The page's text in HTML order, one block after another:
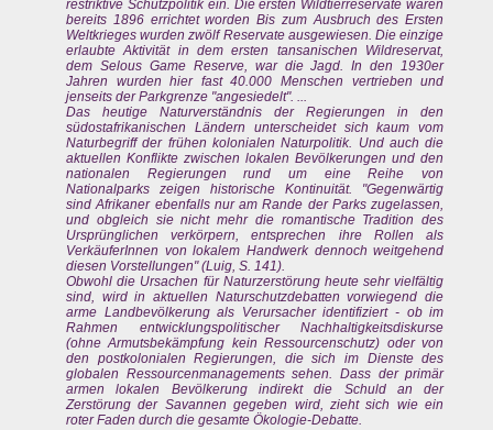
restriktive Schutzpolitik ein. Die ersten Wildtierreservate waren
bereits 1896 errichtet worden Bis zum Ausbruch des Ersten
Weltkrieges wurden zwölf Reservate ausgewiesen. Die einzige
erlaubte Aktivität in dem ersten tansanischen Wildreservat,
dem Selous Game Reserve, war die Jagd. In den 1930er
Jahren wurden hier fast 40.000 Menschen vertrieben und
jenseits der Parkgrenze "angesiedelt". ...
Das heutige Naturverständnis der Regierungen in den
südostafrikanischen Ländern unterscheidet sich kaum vom
Naturbegriff der frühen kolonialen Naturpolitik. Und auch die
aktuellen Konflikte zwischen lokalen Bevölkerungen und den
nationalen Regierungen rund um eine Reihe von
Nationalparks zeigen historische Kontinuität. "Gegenwärtig
sind Afrikaner ebenfalls nur am Rande der Parks zugelassen,
und obgleich sie nicht mehr die romantische Tradition des
Ursprünglichen verkörpern, entsprechen ihre Rollen als
VerkäuferInnen von lokalem Handwerk dennoch weitgehend
diesen Vorstellungen" (Luig, S. 141).
Obwohl die Ursachen für Naturzerstörung heute sehr vielfältig
sind, wird in aktuellen Naturschutzdebatten vorwiegend die
arme Landbevölkerung als Verursacher identifiziert - ob im
Rahmen entwicklungspolitischer Nachhaltigkeitsdiskurse
(ohne Armutsbekämpfung kein Ressourcenschutz) oder von
den postkolonialen Regierungen, die sich im Dienste des
globalen Ressourcenmanagements sehen. Dass der primär
armen lokalen Bevölkerung indirekt die Schuld an der
Zerstörung der Savannen gegeben wird, zieht sich wie ein
roter Faden durch die gesamte Ökologie-Debatte.